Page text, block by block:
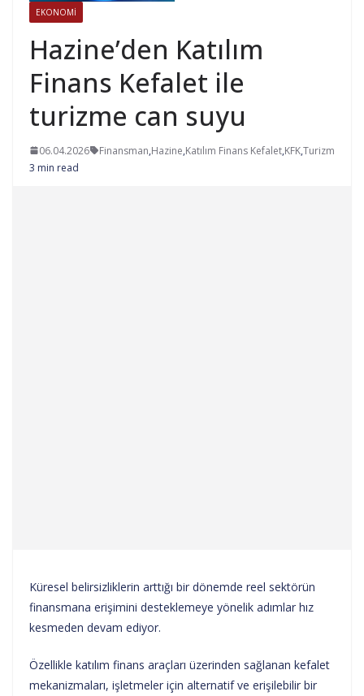
EKONOMI
Hazine’den Katılım
Finans Kefalet ile
turizme can suyu
06.04.2026 Finansman,Hazine,Katılım Finans Kefalet,KFK,Turizm
3 min read
Küresel belirsizliklerin arttığı bir dönemde reel sektörün
finansmana erişimini desteklemeye yönelik adımlar hız
kesmeden devam ediyor.
Özellikle katılım finans araçları üzerinden sağlanan kefalet
mekanizmaları, işletmeler için alternatif ve erişilebilir bir